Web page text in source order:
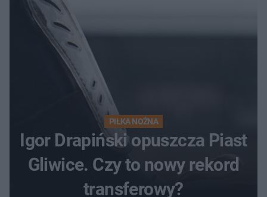
PIŁKA NOŻNA
Igor Drapiński opuszcza Piast
Gliwice. Czy to nowy rekord
transferowy?